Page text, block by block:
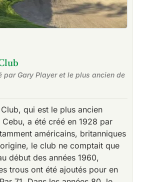
par Gary Player et le plus ancien de
qui est le plus ancien
a été créé en 1928 par
américains, britanniques
le club ne comptait que
début des années 1960,
trous ont été ajoutés pour en